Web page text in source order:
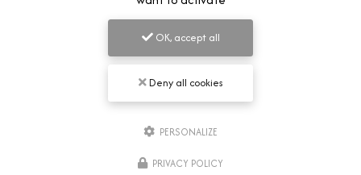
Sitemap
9.9/10
5 avis
OK, accept all
Deny all cookies
PERSONALIZE
PRIVACY POLICY